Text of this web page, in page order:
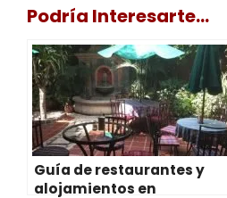
w
t
t
e
)
t
A
p
p
e
o
o
Podría Interesarte...
Guía de restaurantes y
alojamientos en